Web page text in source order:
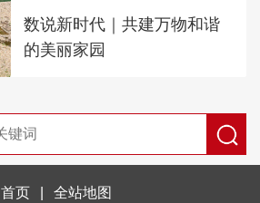
数说新时代｜共建万物和谐
的美丽家园
首页 全站地图